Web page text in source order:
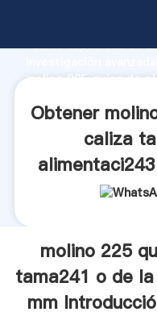
fuerte capacidad de
molino 225 quina de
aporta valores a
Obtener
caliza
molino 225
tama241 o de
mm